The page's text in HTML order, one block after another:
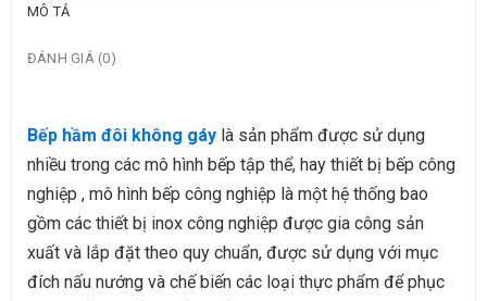
MÔ TẢ
ĐÁNH GIÁ (0)
Bếp hầm đôi không gáylà sản phẩm được sử dụng
nhiều trong các mô hình bếp tập thể, hay thiết bị bếp công
nghiệp , mô hình bếp công nghiệp là một hệ thống bao
gồm các thiết bị inox công nghiệp được gia công sản
xuất và lắp đặt theo quy chuẩn, được sử dụng với mục
đích nấu nướng và chế biến các loại thực phẩm để phục